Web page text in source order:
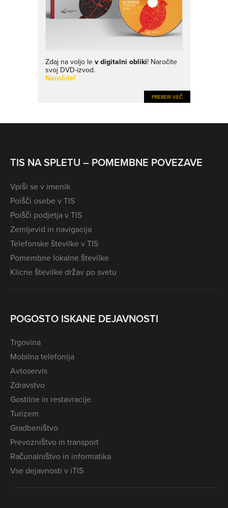
Zdaj na voljo le v digitalni obliki! Naročite
svoj DVD-izvod.
Naročite!
PREBERI VEČ
TIS NA SPLETU – POMEMBNE POVEZAVE
Vpiši se v imenik
Poišči osebe v TIS
Poišči podjetja v TIS
Zemljevid in navigacija
Telefonske številke v TIS
Pomembne lokalne številke
Klicne številke držav po svetu
POGOSTO ISKANE DEJAVNOSTI
Trgovina
Mobilna telefonija
Avtoservis
Zdravstvo
Gostilne in restavracije
Turizem
Gradbeništvo
Prevozništvo in transport
Računalništvo in informatika
Vse dejavnosti v iTIS